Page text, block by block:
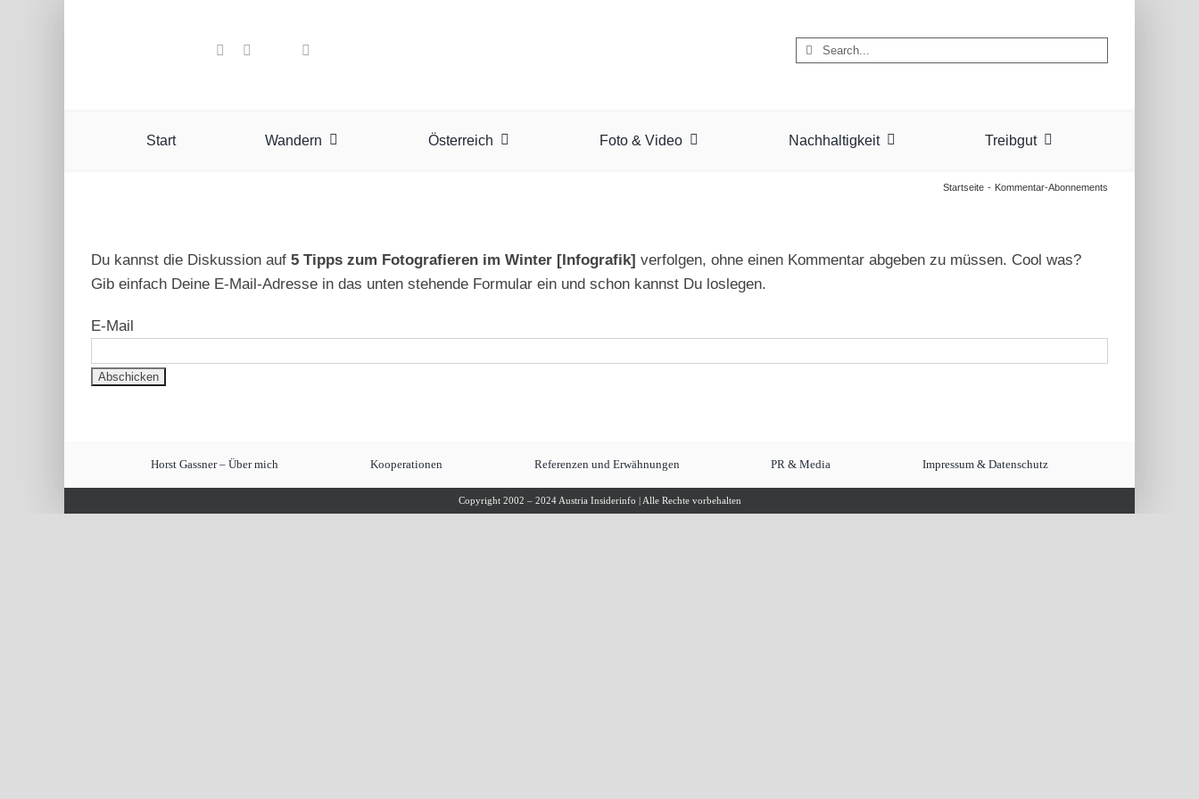
Suche
Start Wandern Österreich Foto & Video Nachhaltigkeit Treibgut
Startseite Kommentar-Abonnements
Du kannst die Diskussion auf 5 Tipps zum Fotografieren im Winter [Infografik] verfolgen, ohne einen Kommentar abgeben zu müssen. Cool was?
Gib einfach Deine E-Mail-Adresse in das unten stehende Formular ein und schon kannst Du loslegen.
E-Mail
Horst Gassner – Über mich Kooperationen Referenzen und Erwähnungen PR & Media Impressum & Datenschutz
Copyright 2002 – 2024 Austria Insiderinfo | Alle Rechte vorbehalten